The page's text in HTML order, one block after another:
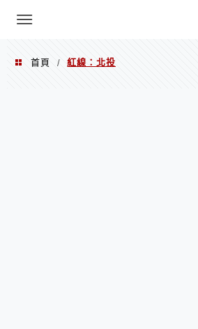
巧、世界走透透
menu
首頁 / 紅線：北投